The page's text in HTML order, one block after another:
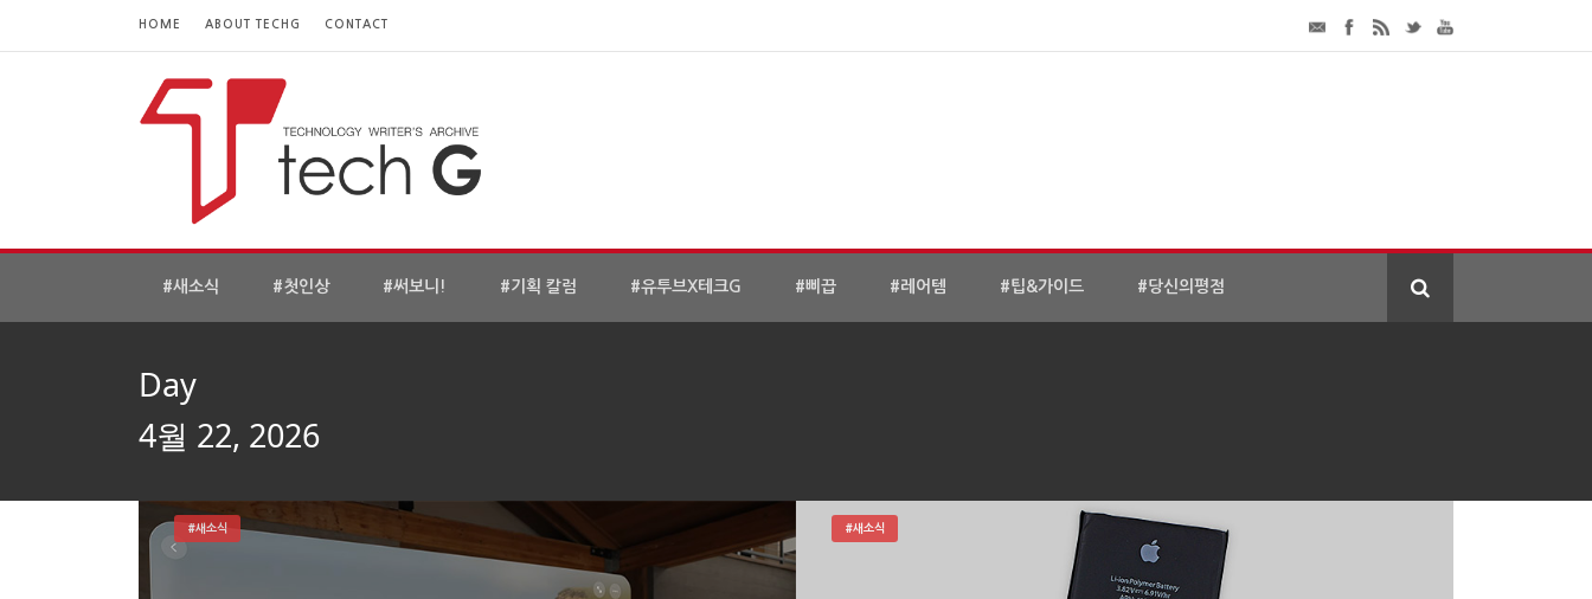
HOME ABOUT TECHG CONTACT
#새소식 #첫인상 #써보니! #기획 칼럼 #유투브X테크G #삐끕 #레어템 #팁&가이드 #당신의평점
Day
4월 22, 2026
#새소식 #새소식